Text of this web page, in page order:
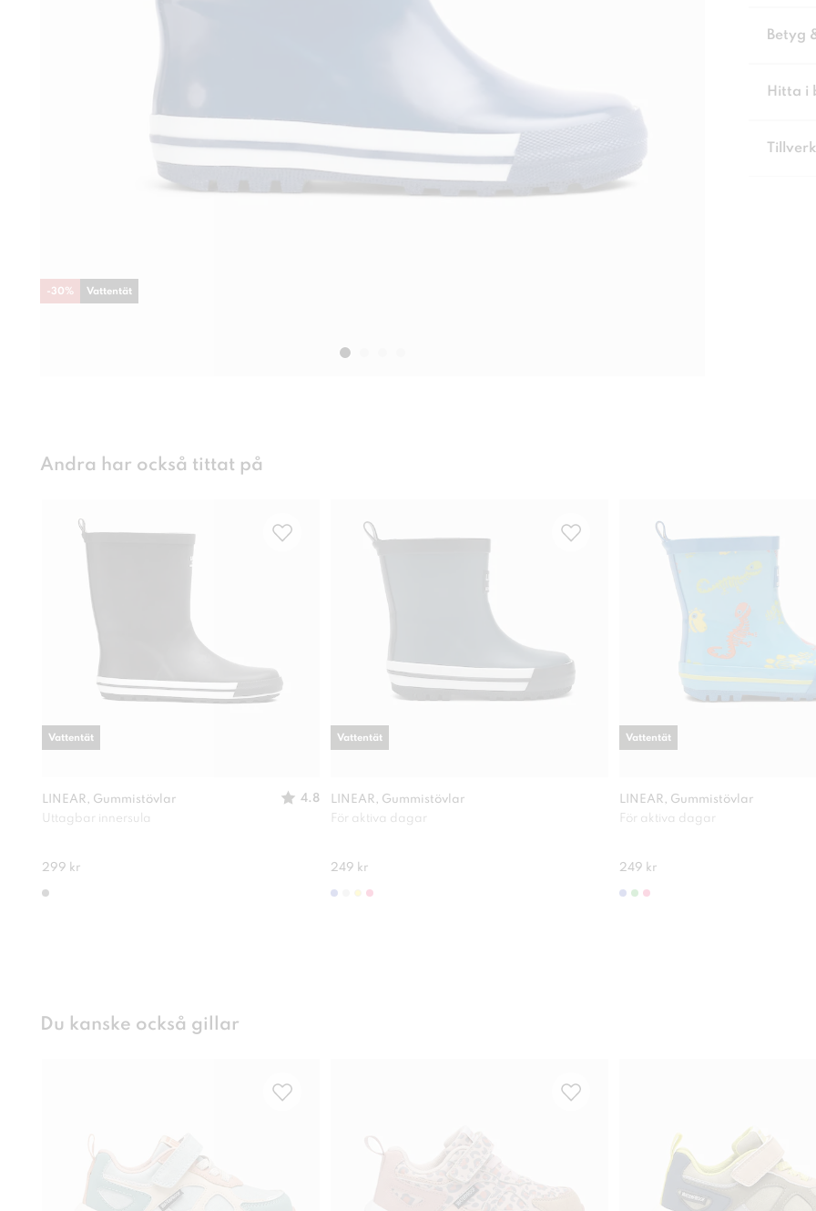
-30% Vattentät
Betyg
Hitta i
Andra har också tittat på
LINEAR, Gummistövlar
4.8
Uttagbar innersula
299 kr
Vattentät
LINEAR, Gummistövlar
För aktiva dagar
249 kr
Vattentät
LINEAR, Gummistövlar
För aktiva dagar
249 kr
Vattentät
Du kanske också gillar